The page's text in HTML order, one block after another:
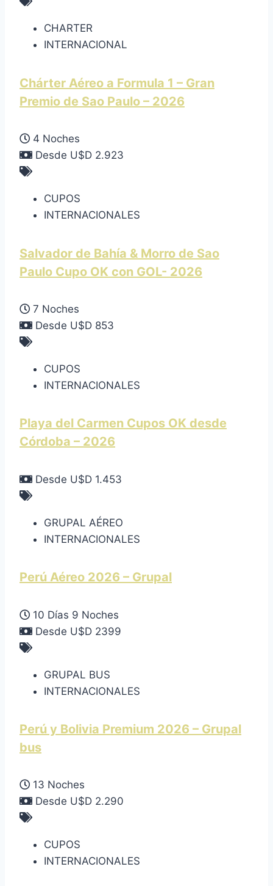
CHARTER
INTERNACIONAL
Chárter Aéreo a Formula 1 – Gran
Premio de Sao Paulo – 2026
4 Noches
Desde U$D 2.923
CUPOS
INTERNACIONALES
Salvador de Bahía & Morro de Sao
Paulo Cupo OK con GOL- 2026
7 Noches
Desde U$D 853
CUPOS
INTERNACIONALES
Playa del Carmen Cupos OK desde
Córdoba – 2026
Desde U$D 1.453
GRUPAL AÉREO
INTERNACIONALES
Perú Aéreo 2026 – Grupal
10 Días 9 Noches
Desde U$D 2399
GRUPAL BUS
INTERNACIONALES
Perú y Bolivia Premium 2026 – Grupal
bus
13 Noches
Desde U$D 2.290
CUPOS
INTERNACIONALES